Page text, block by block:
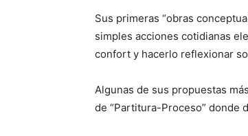
Sus primeras “obras
simples acciones cotidianas
confort y hacerlo reflexionar
Algunas de sus propuestas
de “Partitura-Proceso” donde